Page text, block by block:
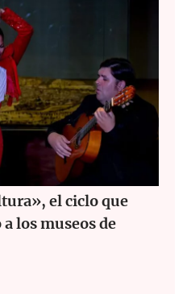
el ciclo que
los museos de